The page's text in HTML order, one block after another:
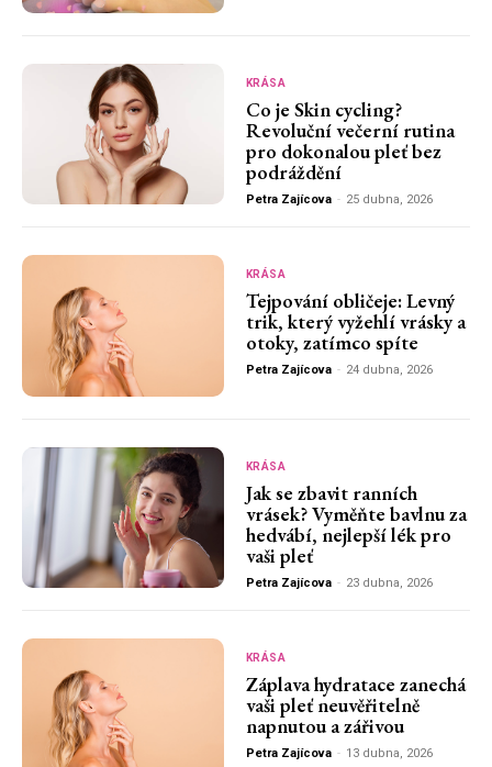
KRÁSA
Co je Skin cycling?
Revoluční večerní rutina
pro dokonalou pleť bez
podráždění
Petra Zajícova - 25 dubna, 2026
KRÁSA
Tejpování obličeje: Levný
trik, který vyžehlí vrásky a
otoky, zatímco spíte
Petra Zajícova - 24 dubna, 2026
KRÁSA
Jak se zbavit ranních
vrásek? Vyměňte bavlnu za
hedvábí, nejlepší lék pro
vaši pleť
Petra Zajícova - 23 dubna, 2026
KRÁSA
Záplava hydratace zanechá
vaši pleť neuvěřitelně
napnutou a zářivou
Petra Zajícova - 13 dubna, 2026